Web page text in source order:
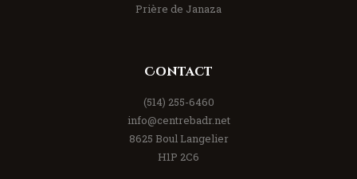
Prière de Janaza
Contact
(514) 255-6460
info@centrebadr.net
8625 Boul Langelier
H1P 2C6